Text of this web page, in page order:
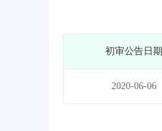
初审公告日期
2020-06-06